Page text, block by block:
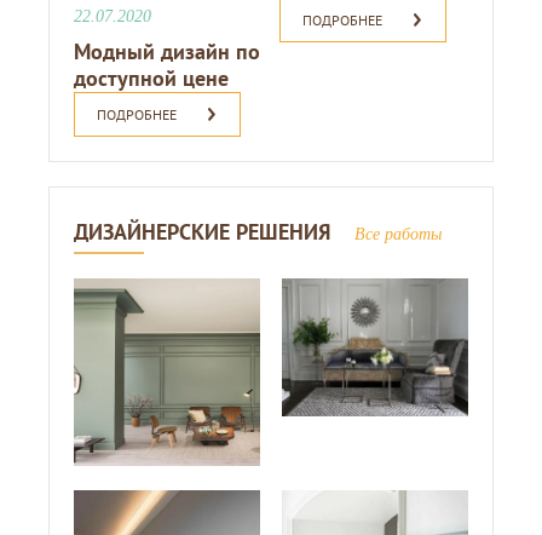
22.07.2020
Модный дизайн по
доступной цене
ПОДРОБНЕЕ
ПОДРОБНЕЕ
ДИЗАЙНЕРСКИЕ РЕШЕНИЯ Все работы